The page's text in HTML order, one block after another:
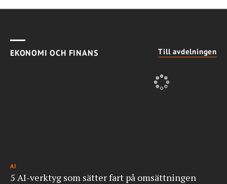
EKONOMI OCH FINANS Till avdelningen
AI
5 AI-verktyg som sätter fart på omsättningen